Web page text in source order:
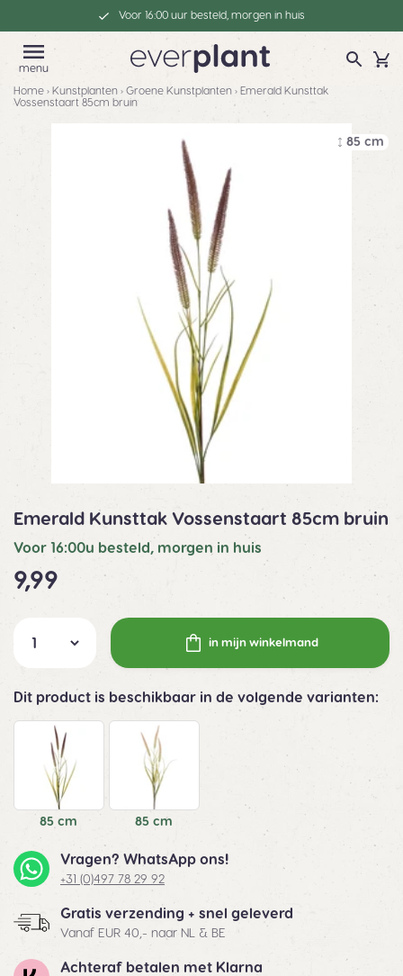
Voor 16:00 uur besteld, morgen in huis
menu
Home › Kunstplanten › Groene Kunstplanten › Emerald Kunsttak
Vossenstaart 85cm bruin
85 cm
Emerald Kunsttak Vossenstaart 85cm bruin
Voor 16:00u besteld, morgen in huis
9,99
in mijn winkelmand
Dit product is beschikbaar in de volgende varianten:
85 cm 85 cm
Vragen? WhatsApp ons!
+31 (0)497 78 29 92
Gratis verzending + snel geleverd
Vanaf EUR 40,- naar NL & BE
Achteraf betalen met Klarna